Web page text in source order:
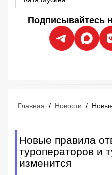
Подписывайтесь
Главная / Новости /
Новые правила
туроператоров и
изменится